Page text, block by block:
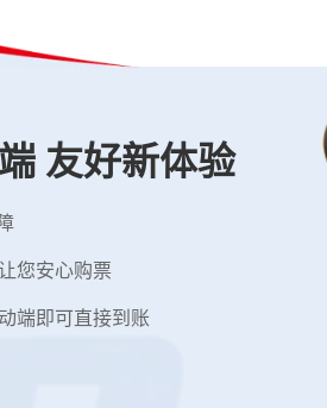
友好新体验
您安心购票
端即可直接到账